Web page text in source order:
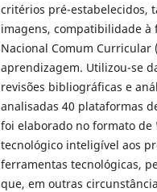
critérios pré-estabelecidos,
imagens, compatibilidade à
Nacional Comum Curricular
aprendizagem. Utilizou-se
revisões bibliográficas e
analisadas 40 plataformas
foi elaborado no formato de
tecnológico inteligível aos
ferramentas tecnológicas,
que, em outras